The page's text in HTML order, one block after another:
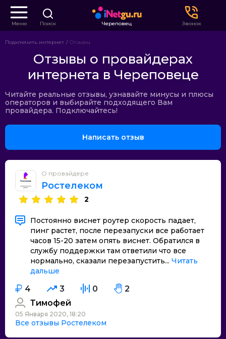
Меню Поиск Череповец Звонок
Подключить интернет Отзывы
Отзывы о провайдерах
интернета в Череповеце
Читайте реальные отзывы, узнавайте минусы и плюсы
операторов и выбирайте подходящего Вам
провайдера. Подключайтесь!
Написать отзыв
О провайдере
Ростелеком
2
Постоянно виснет роутер скорость падает,
пинг растет, после перезапуски все работает
часов 15-20 затем опять виснет. Обратился в
службу поддержки там ответили что все
нормально, сказали перезапустить... Читать
дальше
4 3 0
2
Тимофей
05 Января 2020, 18:20
Все отзывы Ростелеком